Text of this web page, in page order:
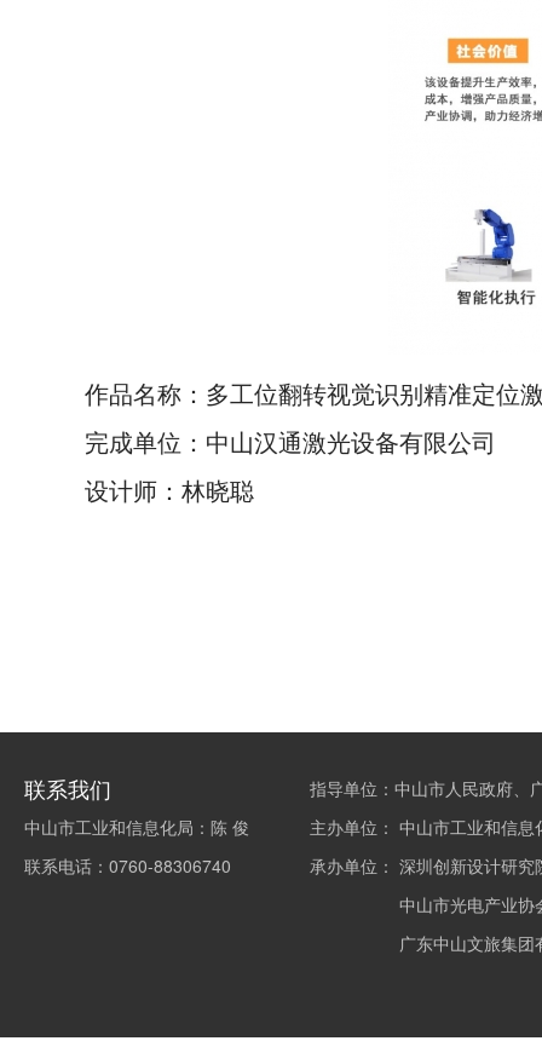
作品名称：多工位翻转视觉识别精准定位
完成单位：中山汉通激光设备有限公司
设计师：林晓聪
联系我们
中山市工业和信息化局：陈 俊
联系电话：0760-88306740
指导单位：中山市人民政府、
主办单位： 中山市工业和信息
承办单位： 深圳创新设计研究
中山市光电产业协
广东中山文旅集团